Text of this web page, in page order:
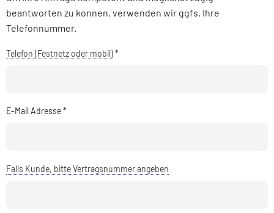
beantworten zu können, verwenden wir ggfs. Ihre
Telefonnummer.
Telefon (Festnetz oder mobil)*
E-Mail Adresse *
Falls Kunde, bitte Vertragsnummer angeben